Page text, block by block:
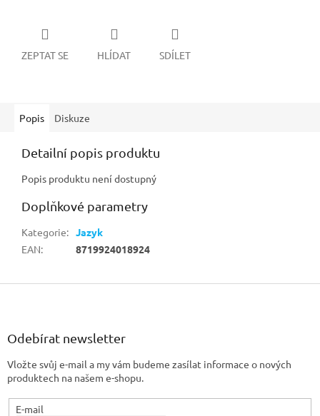
ZEPTAT SE HLÍDAT SDÍLET
Popis Diskuze
Detailní popis produktu
Popis produktu není dostupný
Doplňkové parametry
Kategorie: Jazyk
EAN: 8719924018924
Z
Odebírat newsletter
Vložte svůj e-mail a my vám budeme zasílat informace o nových
produktech na našem e-shopu.
E-mail